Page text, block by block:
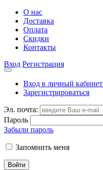
О нас
Доставка
Оплата
Скидки
Контакты
Вход Регистрация
Вход в личный кабинет
Зарегистрироваться
Эл. почта:
Пароль
Забыли пароль
Запомнить меня
Войти